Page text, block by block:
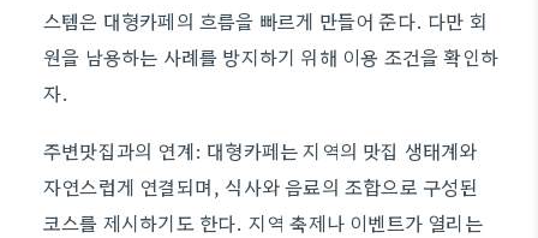
스템은 대형카페의 흐름을 빠르게 만들어 준다. 다만 회
원을 남용하는 사례를 방지하기 위해 이용 조건을 확인하
자.
주변맛집과의 연계: 대형카페는 지역의 맛집 생태계와
자연스럽게 연결되며, 식사와 음료의 조합으로 구성된
코스를 제시하기도 한다. 지역 축제나 이벤트가 열리는